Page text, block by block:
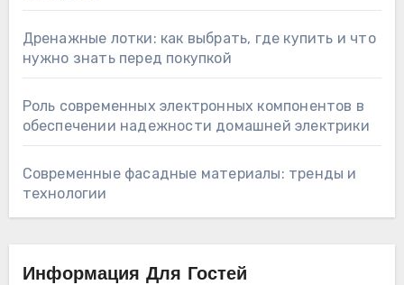
Дренажные лотки: как выбрать, где купить и что
нужно знать перед покупкой
Роль современных электронных компонентов в
обеспечении надежности домашней электрики
Современные фасадные материалы: тренды и
технологии
Информация Для Гостей